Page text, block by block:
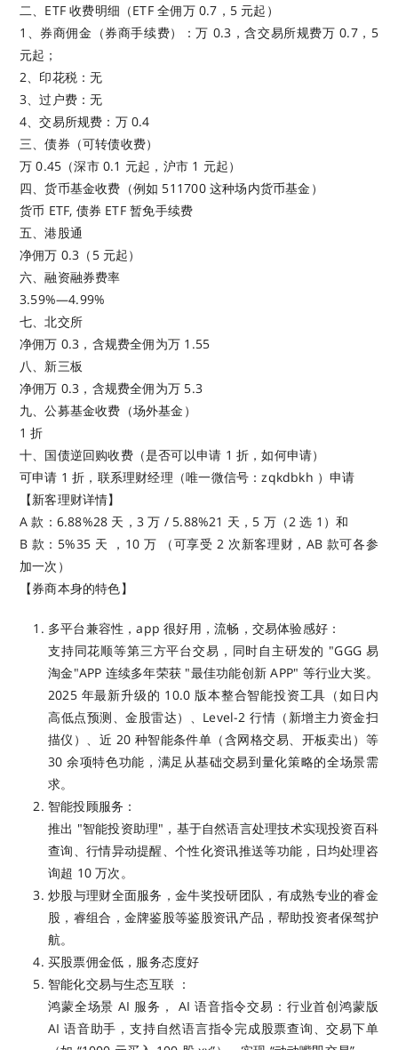
二、ETF 收费明细（ETF 全佣万 0.7，5 元起）
1、券商佣金（券商手续费）：万 0.3，含交易所规费万 0.7，5
元起；
2、印花税：无
3、过户费：无
4、交易所规费：万 0.4
三、债券（可转债收费）
万 0.45（深市 0.1 元起，沪市 1 元起）
四、货币基金收费（例如 511700 这种场内货币基金）
货币 ETF, 债券 ETF 暂免手续费
五、港股通
净佣万 0.3（5 元起）
六、融资融券费率
3.59%—4.99%
七、北交所
净佣万 0.3，含规费全佣为万 1.55
八、新三板
净佣万 0.3，含规费全佣为万 5.3
九、公募基金收费（场外基金）
1 折
十、国债逆回购收费（是否可以申请 1 折，如何申请）
可申请 1 折，联系理财经理（唯一微信号：zqkdbkh ）申请
【新客理财详情】
A 款：6.88%28 天，3 万 / 5.88%21 天，5 万（2 选 1）和
B 款：5%35 天 ，10 万 （可享受 2 次新客理财，AB 款可各参
加一次）
【券商本身的特色】
多平台兼容性，app 很好用，流畅，交易体验感好：
支持同花顺等第三方平台交易，同时自主研发的 "GGG 易
淘金"APP 连续多年荣获 "最佳功能创新 APP" 等行业大奖。
2025 年最新升级的 10.0 版本整合智能投资工具（如日内
高低点预测、金股雷达）、Level-2 行情（新增主力资金扫
描仪）、近 20 种智能条件单（含网格交易、开板卖出）等
30 余项特色功能，满足从基础交易到量化策略的全场景需
求。
智能投顾服务：
推出 "智能投资助理"，基于自然语言处理技术实现投资百科
查询、行情异动提醒、个性化资讯推送等功能，日均处理咨
询超 10 万次。
炒股与理财全面服务，金牛奖投研团队，有成熟专业的睿金
股，睿组合，金牌鉴股等鉴股资讯产品，帮助投资者保驾护
航。
买股票佣金低，服务态度好
智能化交易与生态互联 ：
鸿蒙全场景 AI 服务， AI 语音指令交易：行业首创鸿蒙版
AI 语音助手，支持自然语言指令完成股票查询、交易下单